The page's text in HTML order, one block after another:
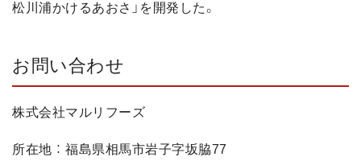
松川浦かけるあおさ」を開発した。
お問い合わせ
株式会社マルリフーズ
所在地 ： 福島県相馬市岩子字坂脇77